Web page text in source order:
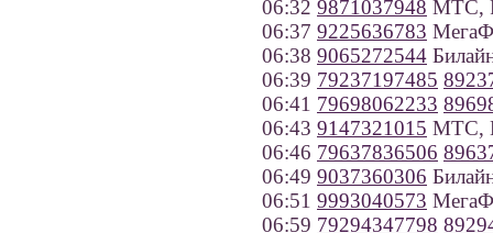
06:32 9871037948 МТС,
06:37 9225636783
06:38 9065272544
06:39 79237197485
06:41 79698062233
06:43 9147321015 МТС,
06:46 79637836506
06:49 9037360306
06:51 9993040573
06:59 79294347798